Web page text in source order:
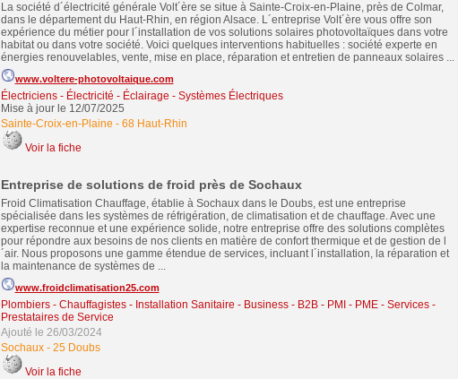
La société d´électricité générale Volt´ère se situe à Sainte-Croix-en-Plaine, près de Colmar,
dans le département du Haut-Rhin, en région Alsace. L´entreprise Volt´ère vous offre son
expérience du métier pour l´installation de vos solutions solaires photovoltaïques dans votre
habitat ou dans votre société. Voici quelques interventions habituelles : société experte en
énergies renouvelables, vente, mise en place, réparation et entretien de panneaux solaires ...
www.voltere-photovoltaique.com
Électriciens - Électricité - Éclairage - Systèmes Électriques
Mise à jour le 12/07/2025
Sainte-Croix-en-Plaine - 68 Haut-Rhin
Voir la fiche
Entreprise de solutions de froid près de Sochaux
Froid Climatisation Chauffage, établie à Sochaux dans le Doubs, est une entreprise
spécialisée dans les systèmes de réfrigération, de climatisation et de chauffage. Avec une
expertise reconnue et une expérience solide, notre entreprise offre des solutions complètes
pour répondre aux besoins de nos clients en matière de confort thermique et de gestion de l
´air. Nous proposons une gamme étendue de services, incluant l´installation, la réparation et
la maintenance de systèmes de ...
www.froidclimatisation25.com
Plombiers - Chauffagistes - Installation Sanitaire - Business - B2B - PMI - PME- Services -
Prestataires de Service
Ajouté le 26/03/2024
Sochaux- 25 Doubs
Voir la fiche